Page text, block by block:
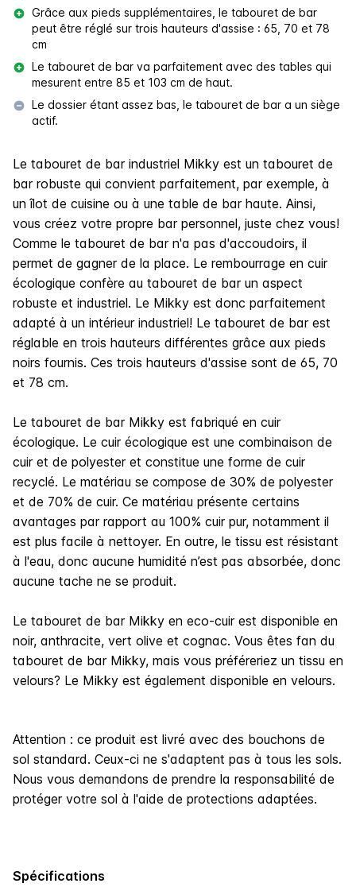
Grâce aux pieds supplémentaires, le tabouret de bar
peut être réglé sur trois hauteurs d'assise : 65, 70 et 78
cm
Le tabouret de bar va parfaitement avec des tables qui
mesurent entre 85 et 103 cm de haut.
Le dossier étant assez bas, le tabouret de bar a un siège
actif.
Le tabouret de bar industriel Mikky est un tabouret de
bar robuste qui convient parfaitement, par exemple, à
un îlot de cuisine ou à une table de bar haute. Ainsi,
vous créez votre propre bar personnel, juste chez vous!
Comme le tabouret de bar n'a pas d'accoudoirs, il
permet de gagner de la place. Le rembourrage en cuir
écologique confère au tabouret de bar un aspect
robuste et industriel. Le Mikky est donc parfaitement
adapté à un intérieur industriel! Le tabouret de bar est
réglable en trois hauteurs différentes grâce aux pieds
noirs fournis. Ces trois hauteurs d'assise sont de 65, 70
et 78 cm.
Le tabouret de bar Mikky est fabriqué en cuir
écologique. Le cuir écologique est une combinaison de
cuir et de polyester et constitue une forme de cuir
recyclé. Le matériau se compose de 30% de polyester
et de 70% de cuir. Ce matériau présente certains
avantages par rapport au 100% cuir pur, notamment il
est plus facile à nettoyer. En outre, le tissu est résistant
à l'eau, donc aucune humidité n’est pas absorbée, donc
aucune tache ne se produit.
Le tabouret de bar Mikky en eco-cuir est disponible en
noir, anthracite, vert olive et cognac. Vous êtes fan du
tabouret de bar Mikky, mais vous préféreriez un tissu en
velours? Le Mikky est également disponible en velours.
Attention : ce produit est livré avec des bouchons de
sol standard. Ceux-ci ne s'adaptent pas à tous les sols.
Nous vous demandons de prendre la responsabilité de
protéger votre sol à l'aide de protections adaptées.
Spécifications